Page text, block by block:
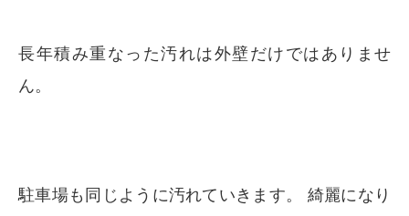
長年積み重なった汚れは外壁だけではありませ
ん。
駐車場も同じように汚れていきます。 綺麗になり